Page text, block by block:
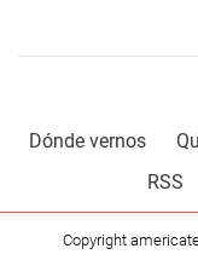
Dónde vernos
RSS
Copyright